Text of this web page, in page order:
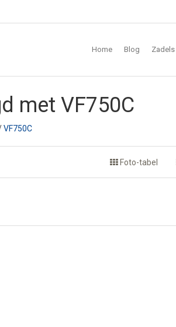
Home Blog Zadels
met VF750C
VF750C
Foto-tabel